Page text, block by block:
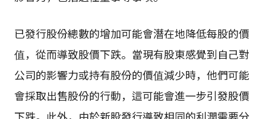
已發行股份總數的增加可能會潛在地降低每股的價
值，從而導致股價下跌。當現有股東感覺到自己對
公司的影響力或持有股份的價值減少時，他們可能
會採取出售股份的行動，這可能會進一步引發股價